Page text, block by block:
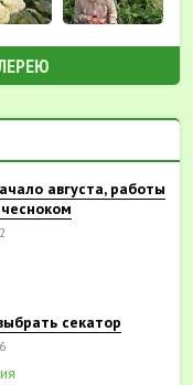
августа, работы
секатор